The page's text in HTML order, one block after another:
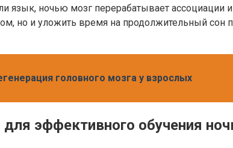
язык, ночью мозг перерабатывает
но и уложить время на продолжительный
головного мозга у взрослых
эффективного обучения